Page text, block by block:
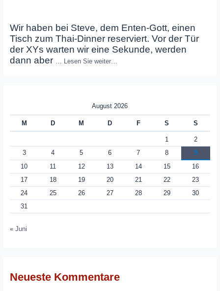
Wir haben bei Steve, dem Enten-Gott, einen
Tisch zum Thai-Dinner reserviert. Vor der Tür
der XYs warten wir eine Sekunde, werden
dann aber … Lesen Sie weiter…
August 2026
M D M D F S S
1
2
3
4 5 6 7 8
9
10
11 12 13 14 15
16
17
18 19 20 21 22
23
24
25 26 27 28 29
30
31
« Juni
Neueste Kommentare